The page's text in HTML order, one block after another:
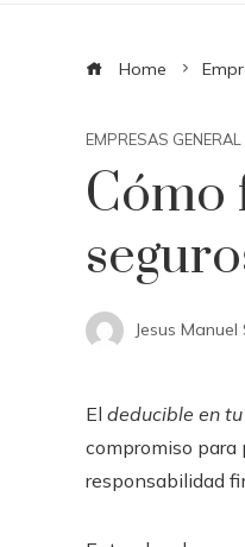
Home
EMPRESAS GENERAL
Cómo
Jesus
El deducible en
compromiso para
responsabilidad